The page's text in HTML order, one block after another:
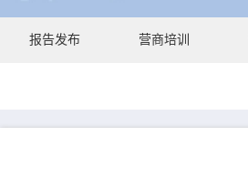
报告发布 营商培训